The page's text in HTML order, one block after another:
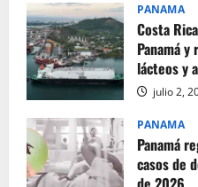
PANAMA
Costa
Panamá
lácteos y
julio 2,
PANAMA
Panamá
casos de